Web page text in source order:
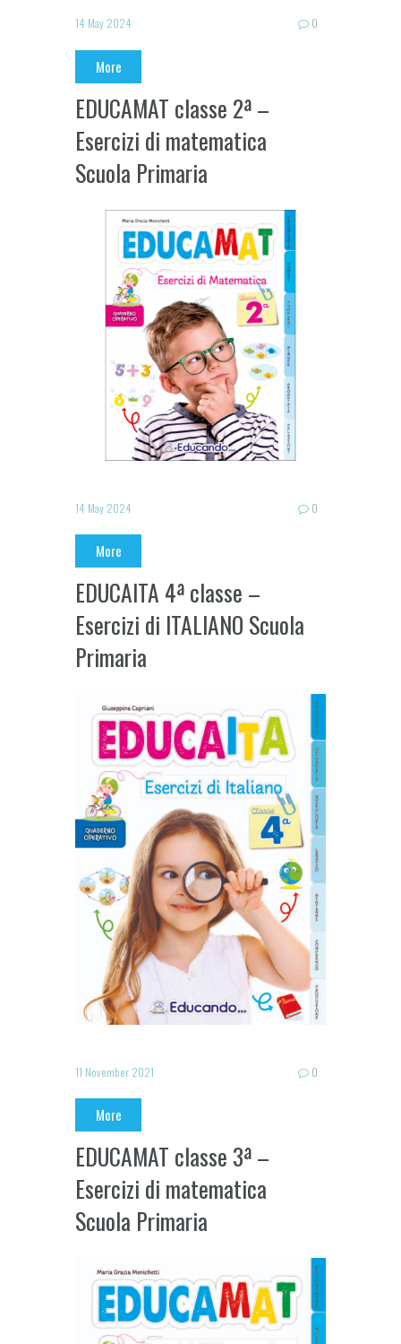
14 May 2024 0
More
EDUCAMAT classe 2ª –
Esercizi di matematica
Scuola Primaria
14 May 2024 0
More
EDUCAITA 4ª classe –
Esercizi di ITALIANO Scuola
Primaria
11 November 2021 0
More
EDUCAMAT classe 3ª –
Esercizi di matematica
Scuola Primaria